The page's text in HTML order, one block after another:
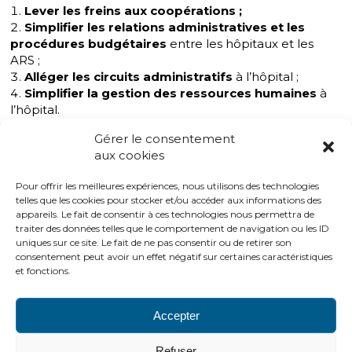
Gérer le consentement
aux cookies
Pour offrir les meilleures expériences, nous utilisons des technologies
telles que les cookies pour stocker et/ou accéder aux informations des
appareils. Le fait de consentir à ces technologies nous permettra de
traiter des données telles que le comportement de navigation ou les ID
uniques sur ce site. Le fait de ne pas consentir ou de retirer son
consentement peut avoir un effet négatif sur certaines caractéristiques
et fonctions.
Accepter
Lever les freins aux coopérations ;
Simplifier les relations administratives et les
procédures budgétaires entre les hôpitaux et les
ARS ;
Alléger les circuits administratifs à l’hôpital ;
Simplifier la gestion des ressources humaines à
l’hôpital.
Les propositions ont été diffusées aux pouvoirs
publics et présentées à la SGMAP en octobre 2014,
décembre 2014, et à la DGOS en mai 2015.
À télécharger :
Rapport « Pour un effort de simplification à
l’hôpital »